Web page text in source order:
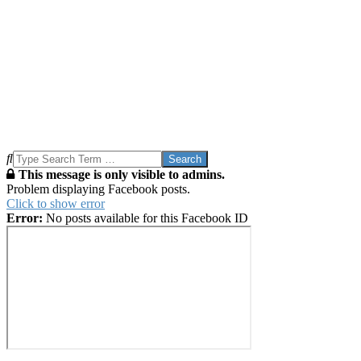
Search
This message is only visible to admins.
Problem displaying Facebook posts.
Click to show error
Error: No posts available for this Facebook ID